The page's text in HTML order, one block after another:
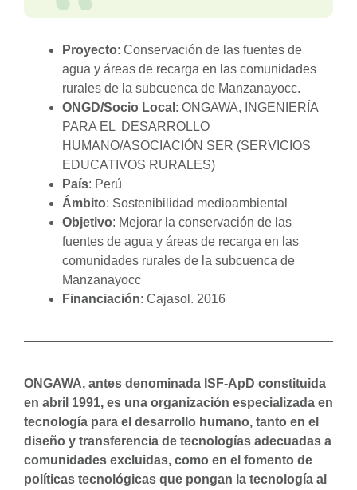
Proyecto: Conservación de las fuentes de
agua y áreas de recarga en las comunidades
rurales de la subcuenca de Manzanayocc.
ONGD/Socio Local : ONGAWA, INGENIERÍA
PARA EL DESARROLLO
HUMANO/ASOCIACIÓN SER (SERVICIOS
EDUCATIVOS RURALES)
País: Perú
Ámbito: Sostenibilidad medioambiental
Objetivo: Mejorar la conservación de las
fuentes de agua y áreas de recarga en las
comunidades rurales de la subcuenca de
Manzanayocc
Financiación: Cajasol. 2016
ONGAWA, antes denominada ISF-ApD constituida
en abril 1991, es una organización especializada en
tecnología para el desarrollo humano, tanto en el
diseño y transferencia de tecnologías adecuadas a
comunidades excluidas, como en el fomento de
políticas tecnológicas que pongan la tecnología al